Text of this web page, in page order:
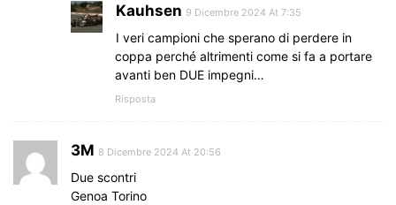
Kauhsen 9 Dicembre 2024 At 7:35
I veri campioni che sperano di perdere in
coppa perché altrimenti come si fa a portare
avanti ben DUE impegni…
Risposta
3M 8 Dicembre 2024 At 20:56
Due scontri
Genoa Torino